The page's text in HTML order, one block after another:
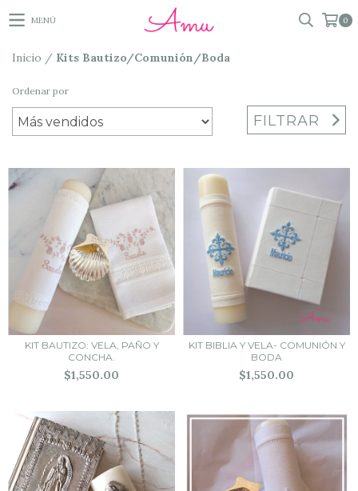
MENÚ 0
Inicio / Kits Bautizo/Comunión/Boda
Ordenar por
FILTRAR
KIT BAUTIZO: VELA, PAÑO Y
CONCHA.
$1,550.00
KIT BIBLIA Y VELA- COMUNIÓN Y
BODA
$1,550.00